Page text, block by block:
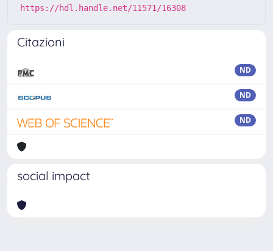
https://hdl.handle.net/11571/16308
Citazioni
ND
ND
ND
social impact